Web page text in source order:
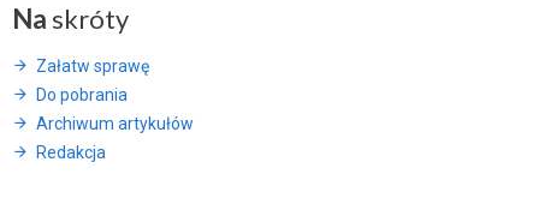
Na skróty
Załatw sprawę
Do pobrania
Archiwum artykułów
Redakcja